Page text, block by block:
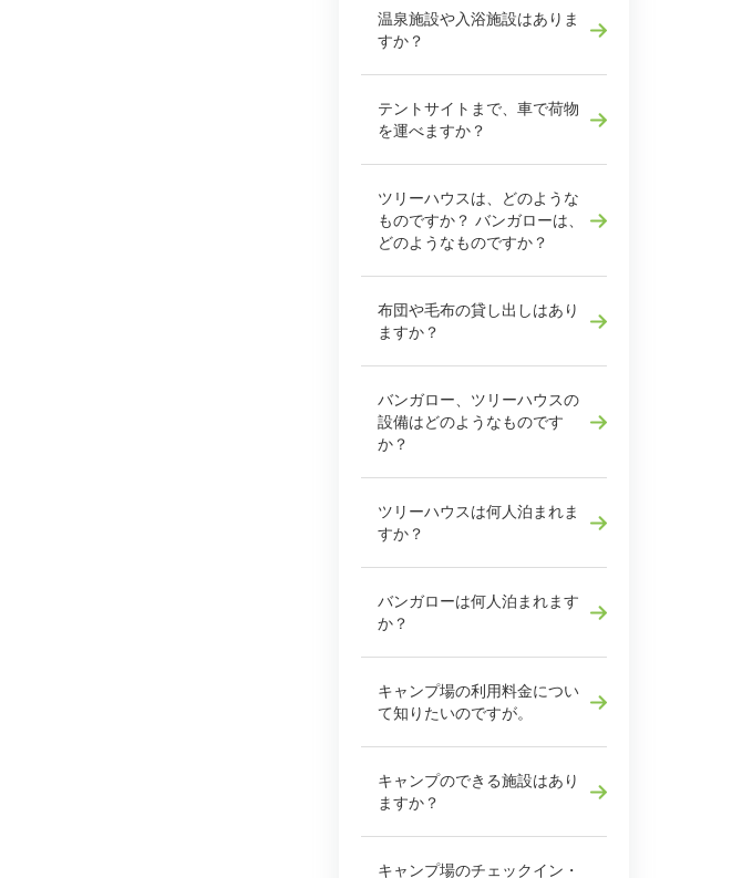
温泉施設や入浴施設はありま
すか？
テントサイトまで、車で荷物
を運べますか？
ツリーハウスは、どのような
ものですか？ バンガローは、
どのようなものですか？
布団や毛布の貸し出しはあり
ますか？
バンガロー、ツリーハウスの
設備はどのようなものです
か？
ツリーハウスは何人泊まれま
すか？
バンガローは何人泊まれます
か？
キャンプ場の利用料金につい
て知りたいのですが。
キャンプのできる施設はあり
ますか？
キャンプ場のチェックイン・